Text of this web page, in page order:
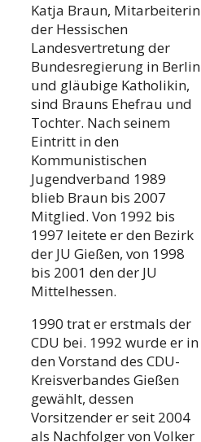
Katja Braun, Mitarbeiterin
der Hessischen
Landesvertretung der
Bundesregierung in Berlin
und gläubige Katholikin,
sind Brauns Ehefrau und
Tochter. Nach seinem
Eintritt in den
Kommunistischen
Jugendverband 1989
blieb Braun bis 2007
Mitglied. Von 1992 bis
1997 leitete er den Bezirk
der JU Gießen, von 1998
bis 2001 den der JU
Mittelhessen.
1990 trat er erstmals der
CDU bei. 1992 wurde er in
den Vorstand des CDU-
Kreisverbandes Gießen
gewählt, dessen
Vorsitzender er seit 2004
als Nachfolger von Volker